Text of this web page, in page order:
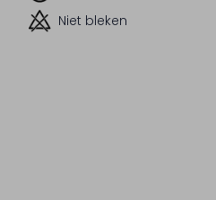
Niet bleken